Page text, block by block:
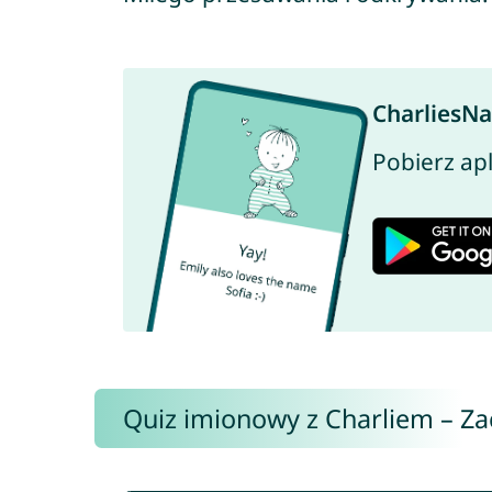
Pobierz
Quiz imionowy z Charliem –